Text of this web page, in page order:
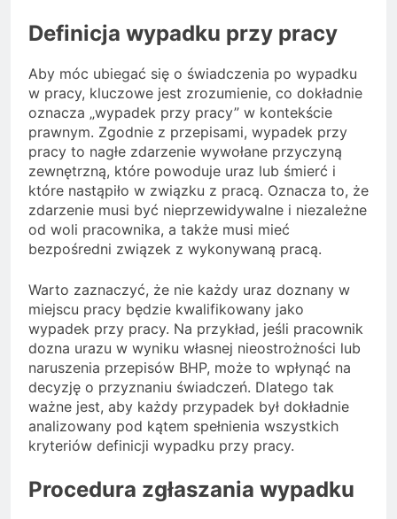
Definicja wypadku przy pracy
Aby móc ubiegać się o świadczenia po wypadku
w pracy, kluczowe jest zrozumienie, co dokładnie
oznacza „wypadek przy pracy” w kontekście
prawnym. Zgodnie z przepisami, wypadek przy
pracy to nagłe zdarzenie wywołane przyczyną
zewnętrzną, które powoduje uraz lub śmierć i
które nastąpiło w związku z pracą. Oznacza to, że
zdarzenie musi być nieprzewidywalne i niezależne
od woli pracownika, a także musi mieć
bezpośredni związek z wykonywaną pracą.
Warto zaznaczyć, że nie każdy uraz doznany w
miejscu pracy będzie kwalifikowany jako
wypadek przy pracy. Na przykład, jeśli pracownik
dozna urazu w wyniku własnej nieostrożności lub
naruszenia przepisów BHP, może to wpłynąć na
decyzję o przyznaniu świadczeń. Dlatego tak
ważne jest, aby każdy przypadek był dokładnie
analizowany pod kątem spełnienia wszystkich
kryteriów definicji wypadku przy pracy.
Procedura zgłaszania wypadku